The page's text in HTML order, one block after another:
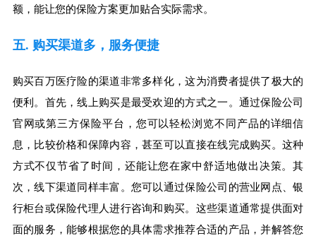
额，能让您的保险方案更加贴合实际需求。
五. 购买渠道多，服务便捷
购买百万医疗险的渠道非常多样化，这为消费者提供了极大的
便利。首先，线上购买是最受欢迎的方式之一。通过保险公司
官网或第三方保险平台，您可以轻松浏览不同产品的详细信
息，比较价格和保障内容，甚至可以直接在线完成购买。这种
方式不仅节省了时间，还能让您在家中舒适地做出决策。其
次，线下渠道同样丰富。您可以通过保险公司的营业网点、银
行柜台或保险代理人进行咨询和购买。这些渠道通常提供面对
面的服务，能够根据您的具体需求推荐合适的产品，并解答您